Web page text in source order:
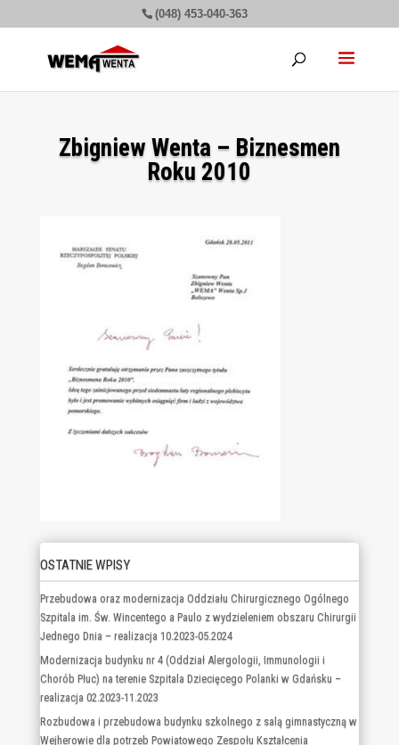
(048) 453-040-363
Zbigniew Wenta – Biznesmen
Roku 2010
OSTATNIE WPISY
Przebudowa oraz modernizacja Oddziału Chirurgicznego Ogólnego
Szpitala im. Św. Wincentego a Paulo z wydzieleniem obszaru Chirurgii
Jednego Dnia – realizacja 10.2023-05.2024
Modernizacja budynku nr 4 (Oddział Alergologii, Immunologii i